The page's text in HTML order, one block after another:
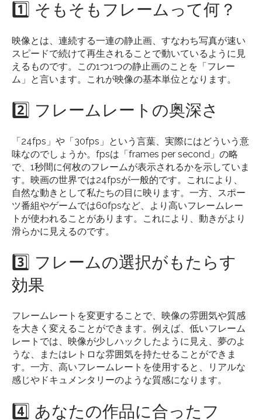
1️⃣ そもそもフレームって何？
映像とは、連続する一連の静止画、すなわち写真が速い
スピードで続けて再生されることで動いているように見
えるものです。この1つ1つの静止画のことを「フレー
ム」と言います。これが映像の基本単位となります。
2️⃣ フレームレートの奥深さ
「24fps」や「30fps」という言葉、実際にはどういう意
味なのでしょうか。fpsは「frames per second」の略
で、1秒間に何枚のフレームが表示されるかを示していま
す。映画の世界では24fpsが一般的です。これにより、
自然な動きとして私たちの目に映ります。一方、スポー
ツ番組やゲームでは60fpsなど、より高いフレームレー
トが使われることがあります。これにより、動きがより
滑らかに見えるのです。
3️⃣ フレームの選択がもたらす
効果
フレームレートを変更することで、映像の雰囲気や質感
を大きく変えることができます。例えば、低いフレーム
レートでは、映像が少しハックしたように見え、夢のよ
うな、またはレトロな雰囲気を持たせることができま
す。一方、高いフレームレートを使用すると、リアルな
感じやドキュメンタリーのような質感になります。
4️⃣ あなたの作品に合ったフ